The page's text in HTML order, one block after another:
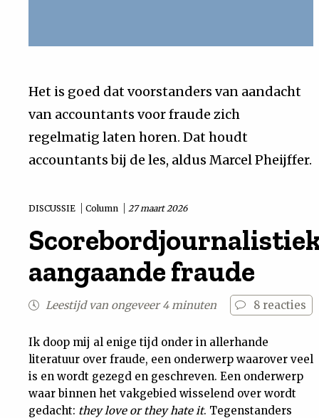
Magazine
Podcast
Nieuwsbrief
Contact
Het is goed dat voorstanders van aandacht
van accountants voor fraude zich
regelmatig laten horen. Dat houdt
accountants bij de les, aldus Marcel Pheijffer.
DISCUSSIE Column 27 maart 2026
aangaande fraude
Leestijd van ongeveer 4 minuten 8 reacties
Ik doop mij al enige tijd onder in allerhande
literatuur over fraude, een onderwerp waarover veel
is en wordt gezegd en geschreven. Een onderwerp
waar binnen het vakgebied wisselend over wordt
gedacht: they love or they hate it. Tegenstanders